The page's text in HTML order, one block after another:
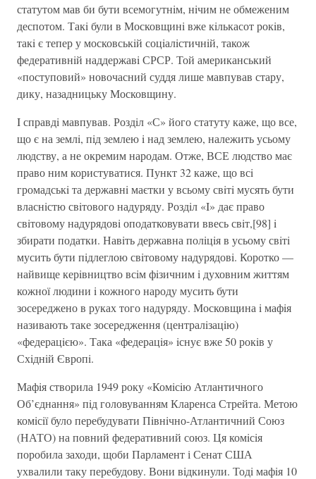
статутом мав би бути всемогутнiм, нiчим не обмеженим
деспотом. Такi були в Московщинi вже кiлькасот рокiв,
такi є тепер у московськiй соцiалiстичнiй, також
федеративнiй наддержавi СРСР. Той американський
«поступовий» новочасний суддя лише мавпував стару,
дику, назадницьку Московщину.
I справдi мавпував. Роздiл «С» його статуту каже, що все,
що є на землi, пiд землею i над землею, належить усьому
людству, а не окремим народам. Отже, ВСЕ людство має
право ним користуватися. Пункт 32 каже, що всi
громадськi та державнi маєтки у всьому свiтi мусять бути
власнiстю свiтового надуряду. Роздiл «I» дає право
свiтовому надурядовi оподатковувати ввесь свiт,[98] i
збирати податки. Навiть державна полiцiя в усьому свiтi
мусить бути пiдлеглою свiтовому надурядовi. Коротко —
найвище керiвництво всiм фiзичним i духовним життям
кожної людини i кожного народу мусить бути
зосереджено в руках того надуряду. Московщина i мафiя
називають таке зосередження (централiзацiю)
«федерацiєю». Така «федерацiя» iснує вже 50 рокiв у
Схiднiй Європi.
Мафiя створила 1949 року «Комiсiю Атлантичного
Об’єднання» пiд головуванням Кларенса Стрейта. Метою
комiсiї було перебудувати Пiвнiчно-Атлантичний Союз
(НАТО) на повний федеративний союз. Ця комiсiя
поробила заходи, щоби Парламент і Сенат США
ухвалили таку перебудову. Вони вiдкинули. Тодi мафiя 10